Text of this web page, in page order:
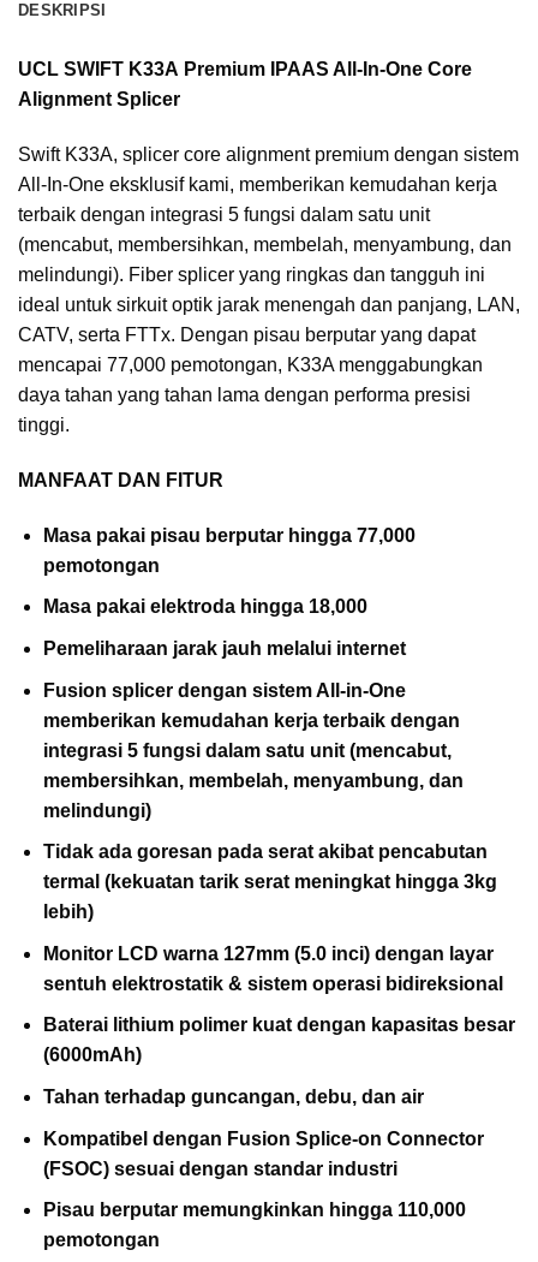
DESKRIPSI
UCL SWIFT K33A Premium IPAAS All-In-One Core
Alignment Splicer
Swift K33A, splicer core alignment premium dengan sistem
All-In-One eksklusif kami, memberikan kemudahan kerja
terbaik dengan integrasi 5 fungsi dalam satu unit
(mencabut, membersihkan, membelah, menyambung, dan
melindungi). Fiber splicer yang ringkas dan tangguh ini
ideal untuk sirkuit optik jarak menengah dan panjang, LAN,
CATV, serta FTTx. Dengan pisau berputar yang dapat
mencapai 77,000 pemotongan, K33A menggabungkan
daya tahan yang tahan lama dengan performa presisi
tinggi.
MANFAAT DAN FITUR
Masa pakai pisau berputar hingga 77,000
pemotongan
Masa pakai elektroda hingga 18,000
Pemeliharaan jarak jauh melalui internet
Fusion splicer dengan sistem All-in-One
memberikan kemudahan kerja terbaik dengan
integrasi 5 fungsi dalam satu unit (mencabut,
membersihkan, membelah, menyambung, dan
melindungi)
Tidak ada goresan pada serat akibat pencabutan
termal (kekuatan tarik serat meningkat hingga 3kg
lebih)
Monitor LCD warna 127mm (5.0 inci) dengan layar
sentuh elektrostatik & sistem operasi bidireksional
Baterai lithium polimer kuat dengan kapasitas besar
(6000mAh)
Tahan terhadap guncangan, debu, dan air
Kompatibel dengan Fusion Splice-on Connector
(FSOC) sesuai dengan standar industri
Pisau berputar memungkinkan hingga 110,000
pemotongan